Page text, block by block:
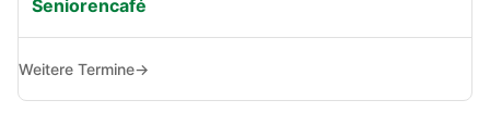
Seniorencafé
Weitere Termine→